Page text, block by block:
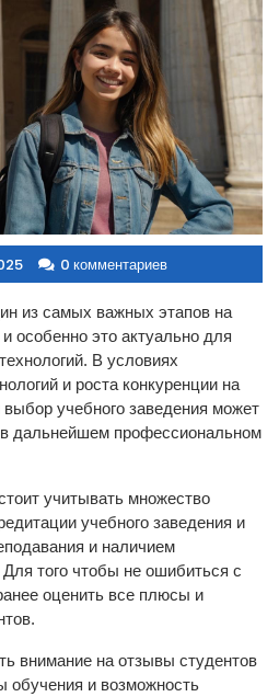
0 комментариев
из самых важных этапов на
особенно это актуально для
В условиях
и роста конкуренции на
учебного заведения может
дальнейшем профессиональном
учитывать множество
учебного заведения и
и наличием
Для того чтобы не ошибиться с
оценить все плюсы и
внимание на отзывы студентов
обучения и возможность